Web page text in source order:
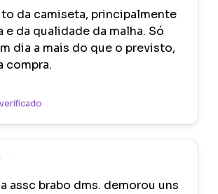
da camiseta, principalmente
e da qualidade da malha. Só
dia a mais do que o previsto,
compra.
assc brabo dms. demorou uns